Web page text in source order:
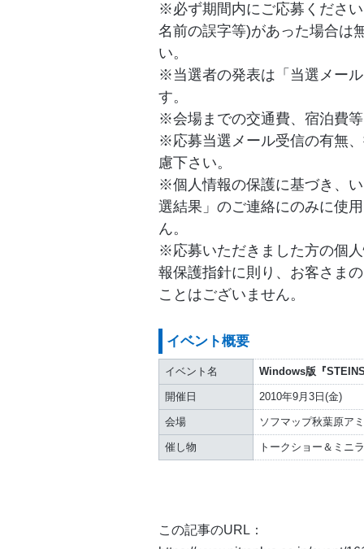
※必ず期間内にご応募くださ
名前の誤字等)があった場合は
い。
※当選者の発表は「当選メー
す。
※会場までの交通費、宿泊費
※応募当選メール受信の有無
慮下さい。
※個人情報の保護に基づき、
選結果」のご連絡にのみに使
ん。
※応募いただきました方の個
報保護指針に則り、お客さま
ことはございません。
イベント概要
イベント名 Windows版『
開催日 2010年9月3日(金)
会場 ソフマップ秋葉原ア
催し物 トークショー＆ミニ
この記事のURL：